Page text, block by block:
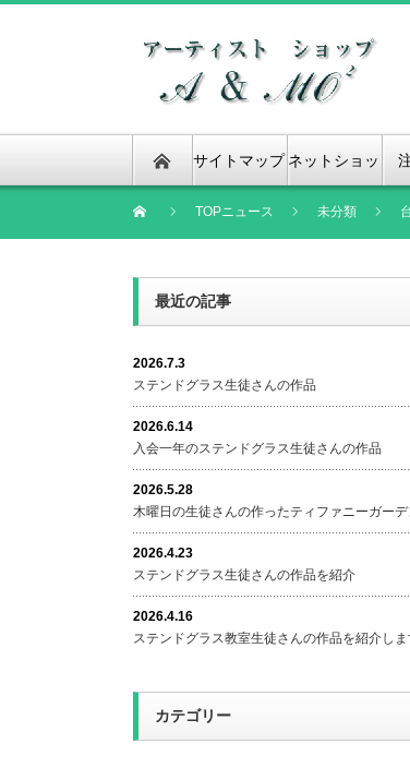
サイトマップ ネットショッ
プ
TOPニュース 未分類
最近の記事
2026.7.3
ステンドグラス生徒さんの作品
2026.6.14
入会一年のステンドグラス生徒さんの作品
2026.5.28
木曜日の生徒さんの作ったティファニーガーデ
2026.4.23
ステンドグラス生徒さんの作品を紹介
2026.4.16
ステンドグラス教室生徒さんの作品を紹介しま
カテゴリー